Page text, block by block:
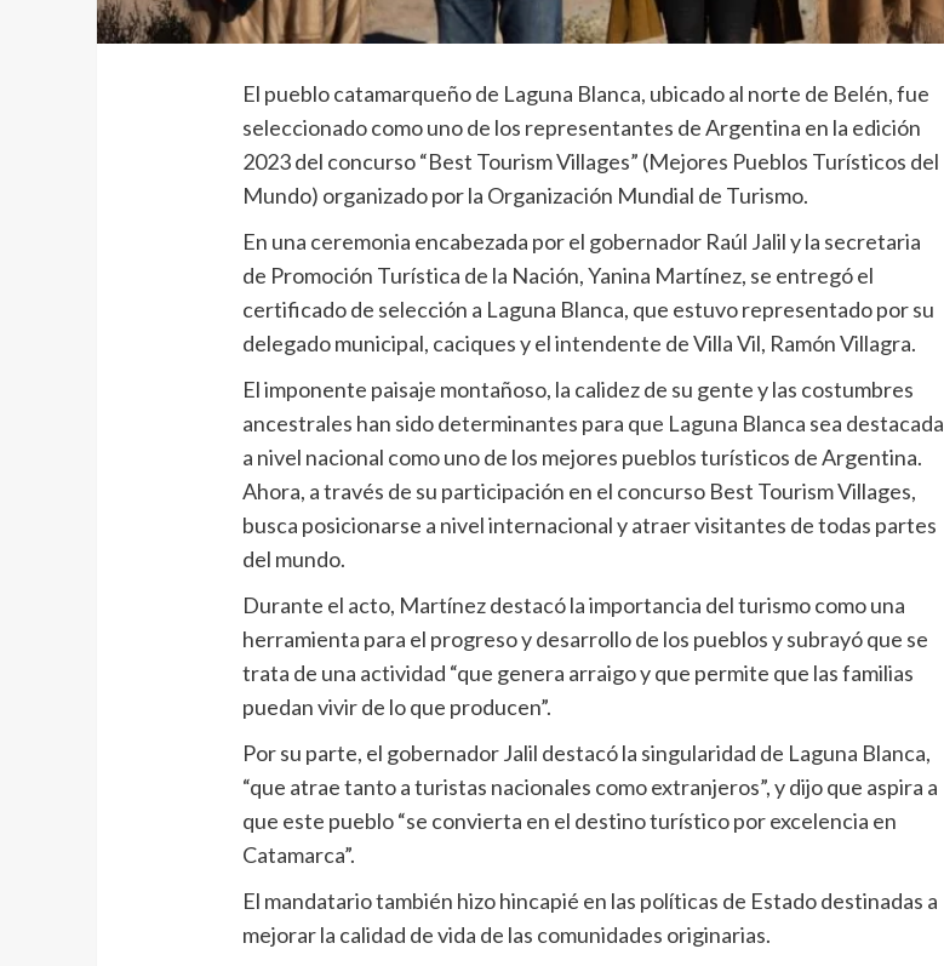
El pueblo catamarqueño de Laguna Blanca, ubicado al norte de Belén, fue
seleccionado como uno de los representantes de Argentina en la edición
2023 del concurso “Best Tourism Villages” (Mejores Pueblos Turísticos del
Mundo) organizado por la Organización Mundial de Turismo.
En una ceremonia encabezada por el gobernador Raúl Jalil y la secretaria
de Promoción Turística de la Nación, Yanina Martínez, se entregó el
certificado de selección a Laguna Blanca, que estuvo representado por su
delegado municipal, caciques y el intendente de Villa Vil, Ramón Villagra.
El imponente paisaje montañoso, la calidez de su gente y las costumbres
ancestrales han sido determinantes para que Laguna Blanca sea destacada
a nivel nacional como uno de los mejores pueblos turísticos de Argentina.
Ahora, a través de su participación en el concurso Best Tourism Villages,
busca posicionarse a nivel internacional y atraer visitantes de todas partes
del mundo.
Durante el acto, Martínez destacó la importancia del turismo como una
herramienta para el progreso y desarrollo de los pueblos y subrayó que se
trata de una actividad “que genera arraigo y que permite que las familias
puedan vivir de lo que producen”.
Por su parte, el gobernador Jalil destacó la singularidad de Laguna Blanca,
“que atrae tanto a turistas nacionales como extranjeros”, y dijo que aspira a
que este pueblo “se convierta en el destino turístico por excelencia en
Catamarca”.
El mandatario también hizo hincapié en las políticas de Estado destinadas a
mejorar la calidad de vida de las comunidades originarias.